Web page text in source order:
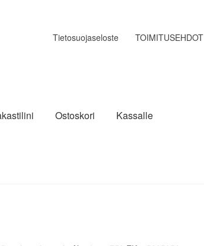
Tietosuojaseloste TOIMITUSEHDOT
Ostoskori Kassalle